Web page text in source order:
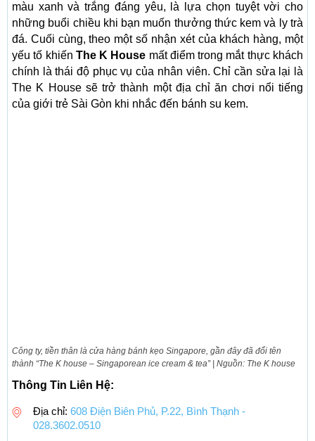
màu xanh và trắng đáng yêu, là lựa chọn tuyệt vời cho
những buổi chiều khi bạn muốn thưởng thức kem và ly trà
đá. Cuối cùng, theo một số nhận xét của khách hàng, một
yếu tố khiến The K House mất điểm trong mắt thực khách
chính là thái độ phục vụ của nhân viên. Chỉ cần sửa lại là
The K House sẽ trở thành một địa chỉ ăn chơi nổi tiếng
của giới trẻ Sài Gòn khi nhắc đến bánh su kem.
Công ty, tiền thân là cửa hàng bánh kẹo Singapore, gần đây đã đổi tên
thành “The K house – Singaporean ice cream & tea” | Nguồn: The K house
Thông Tin Liên Hệ:
Địa chỉ: 608 Điện Biên Phủ, P.22, Bình Thạnh -
028.3602.0510